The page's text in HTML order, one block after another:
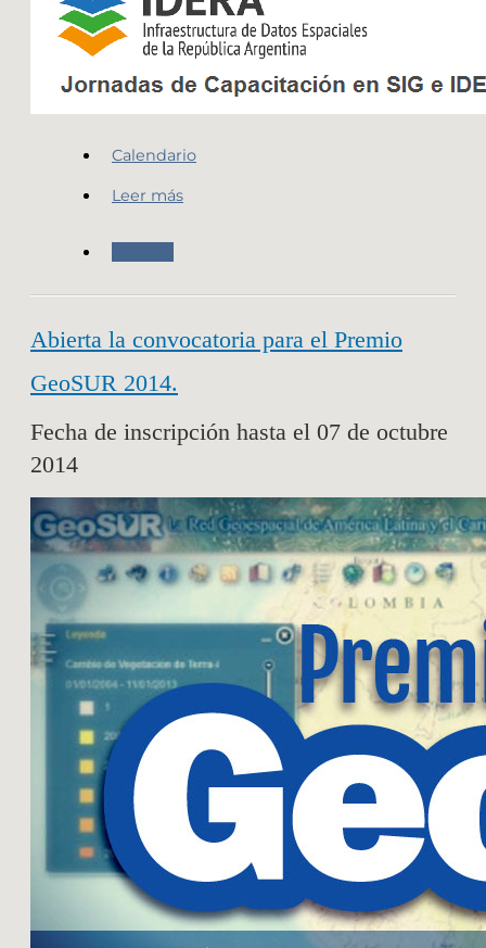
Calendario
Leer más
Abierta la convocatoria para el Premio
GeoSUR 2014.
Fecha de inscripción hasta el 07 de octubre
2014